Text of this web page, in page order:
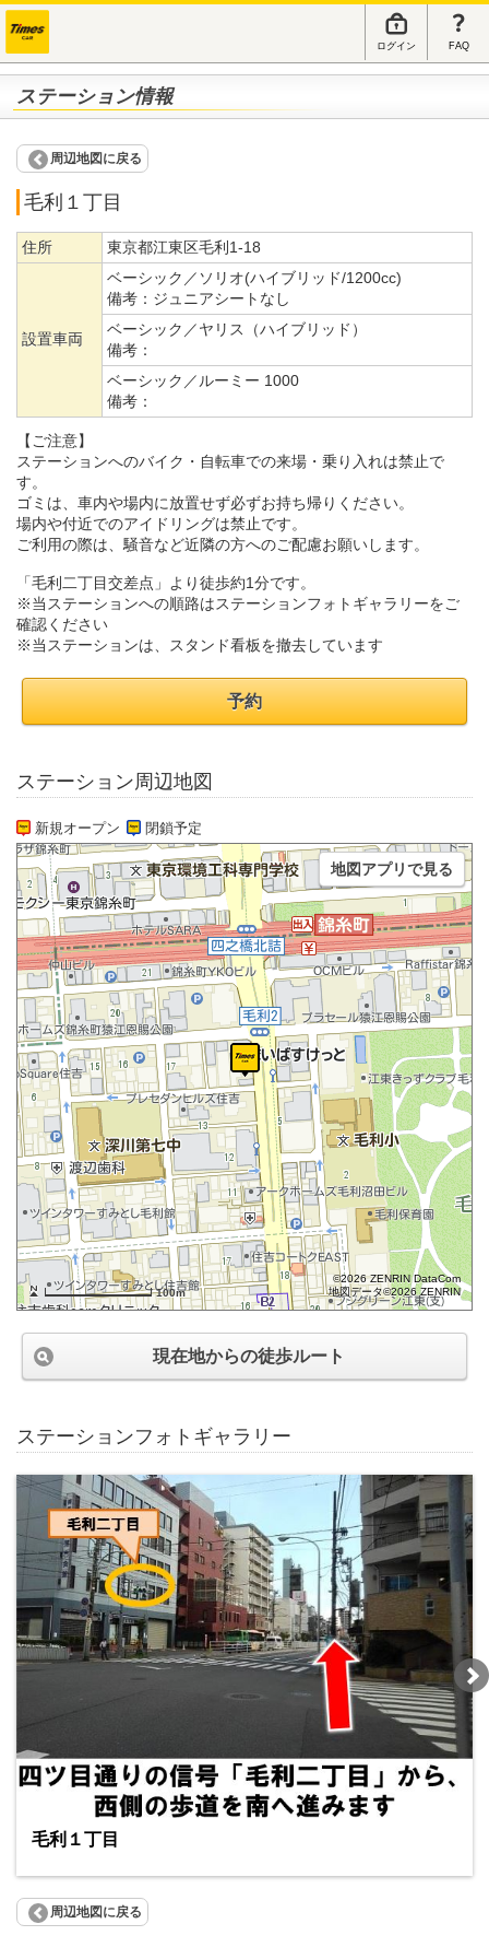
ログイン FAQ
ステーション情報
周辺地図に戻る
毛利１丁目
住所 東京都江東区毛利1-18
設置車両
ベーシック／ソリオ(ハイブリッド/1200cc)
備考： ジュニアシートなし
ベーシック／ヤリス（ハイブリッド）
備考：
ベーシック／ルーミー 1000
備考：
【ご注意】
ステーションへのバイク・自転車での来場・乗り入れは禁止で
す。
ゴミは、車内や場内に放置せず必ずお持ち帰りください。
場内や付近でのアイドリングは禁止です。
ご利用の際は、騒音など近隣の方へのご配慮お願いします。
「毛利二丁目交差点」より徒歩約1分です。
※当ステーションへの順路はステーションフォトギャラリーをご
確認ください
※当ステーションは、スタンド看板を撤去しています
予約
ステーション周辺地図
新規オープン 閉鎖予定
100m
©2026 ZENRIN DataCom
地図データ©2026 ZENRIN
地図アプリで見る
現在地からの徒歩ルート
ステーションフォトギャラリー
毛利１丁目
周辺地図に戻る